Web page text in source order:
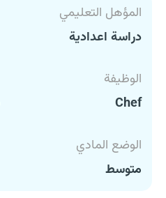
المؤهل التعليمي
دراسة اعدادية
الوظيفة
Chef
الوضع المادي
متوسط